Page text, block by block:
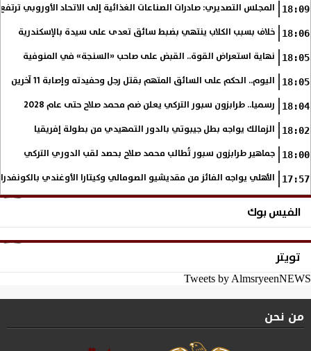
18:09 المجلس التصديري: صادرات الصناعات الغذائية إلى الاتحاد الأوروبي ترتفع 15.4% خلال النصف الأول من
18:06 خلاف بسبب الكلاب ينتهي بضبط سائق تعدى على سيدة بالإسكندرية
18:05 نهاية استعراض القوة.. القبض على صاحب «السنجة» في المنوفية
18:05 اليوم.. الحكم على السائق المتهم بقتل رجل وحفيدته وإصابة 11 آخرين
18:04 رسميا.. طرابزون سبور التركي يعلن ضم محمد صلاح حتى عام 2028
18:02 الزمالك يواجه بطل جيبوتي بالدور التمهيدي من بطولة إفريقيا
18:00 جماهير طرابزون سبور تُطالب محمد صلاح بحصد لقب الدوري التركي
17:57 الأهلي يواجه الفائز من مقديشيو الصومالي وكيتارا الأوغندي
الفيس بوك
تويتر
Tweets by AlmsryeenNEWS
من نحن